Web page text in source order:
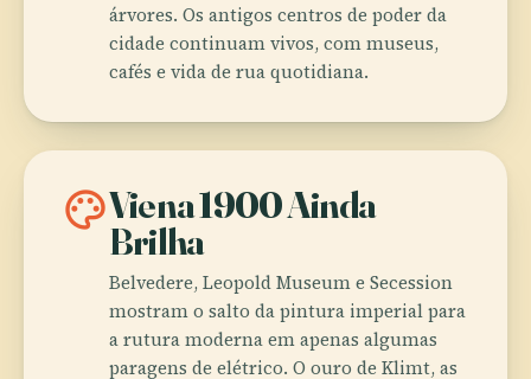
árvores. Os antigos centros de poder da
cidade continuam vivos, com museus,
cafés e vida de rua quotidiana.
paletteViena 1900 Ainda
Brilha
Belvedere, Leopold Museum e Secession
mostram o salto da pintura imperial para
a rutura moderna em apenas algumas
paragens de elétrico. O ouro de Klimt, as